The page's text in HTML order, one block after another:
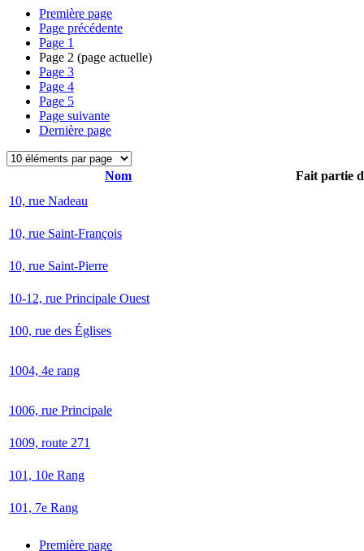
Première page
Page précédente
Page 1
Page 2 (page actuelle)
Page 3
Page 4
Page 5
Page suivante
Dernière page
Nom
Fait partie
10, rue Nadeau
10, rue Saint-François
10, rue Saint-Pierre
10-12, rue Principale Ouest
100, rue des Églises
1004, 4e rang
1006, rue Principale
1009, route 271
101, 10e Rang
101, 7e Rang
Première page